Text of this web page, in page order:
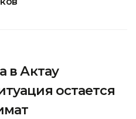
в Актау
остается